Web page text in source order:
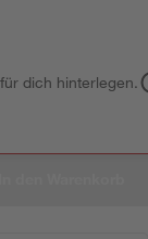
dich hinterlegen.